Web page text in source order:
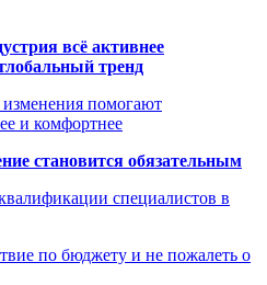
всё активнее
тренд
помогают
и комфортнее
становится обязательным
специалистов в
по бюджету и не пожалеть о